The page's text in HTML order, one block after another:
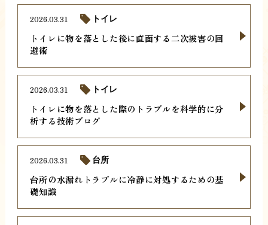
トイレに物を落とした後に直面する二次被害の回
避術
2026.03.31 トイレ
トイレに物を落とした際のトラブルを科学的に分
析する技術ブログ
2026.03.31 トイレ
台所の水漏れトラブルに冷静に対処するための基
礎知識
2026.03.31 台所